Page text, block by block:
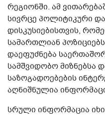
რეგიონში. ამ
სივრცე პოლიტიკური
დისკუსიებისთვის,
სამართლიან
დაეფუძნება
სამშვიდობო მიზნებსა
საზოგადოებების
აღნიშნულია
სრული ინფორმაცია